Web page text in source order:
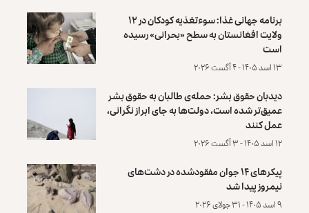
برنامه جهانی غذا: سوءتغذیه کودکان در ۱۲
ولایت افغانستان به سطح «بحرانی» رسیده
است
۱۳ اسد ۱۴۰۵ - ۴ آگست ۲۰۲۶
دیدبان حقوق بشر: حمله‌ی طالبان به حقوق بشر
عمیق‌تر شده است، دولت‌ها به جای ابراز نگرانی،
عمل کنند
۱۲ اسد ۱۴۰۵ - ۳ آگست ۲۰۲۶
پیکرهای ۱۴ جوان مفقودشده در دشت‌های
نیمروز پیدا شد
۹ اسد ۱۴۰۵ - ۳۱ جولای ۲۰۲۶